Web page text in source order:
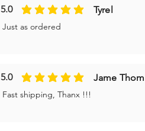
5.0
la valutazione media è 5 su 5
Tyrel
Just as ordered
5.0
la valutazione media è 5 su 5
Jame
Fast shipping, Thanx !!!